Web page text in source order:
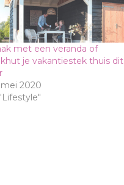
met een veranda of
je vakantiestek thuis dit
2020